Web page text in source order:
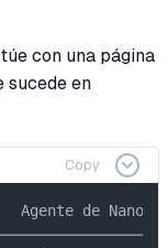
con una página
sucede en
Copy
Agente de